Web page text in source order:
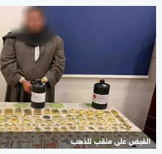
القبض على منقب للذهب